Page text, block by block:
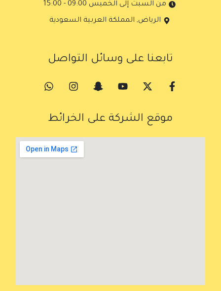
من السبت إلى الخميس 09:00 - 15:00
الرياض, المملكة العربية السعودية
تابعنا على وسائل التواصل
موقع الشركة على الخرائط